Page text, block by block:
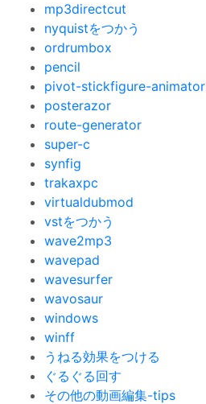
mp3directcut
nyquistをつかう
ordrumbox
pencil
pivot-stickfigure-animator
posterazor
route-generator
super-c
synfig
trakaxpc
virtualdubmod
vstをつかう
wave2mp3
wavepad
wavesurfer
wavosaur
windows
winff
うねる効果をつける
ぐるぐる回す
その他の動画編集-tips